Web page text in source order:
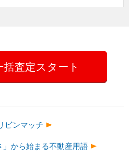
査定スタート
ビンマッチ
」から始まる不動産用語